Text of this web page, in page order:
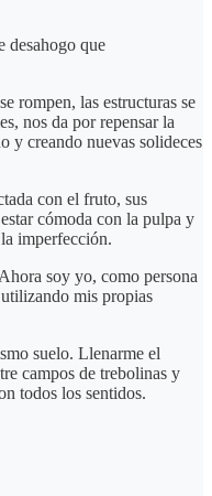
desahogo que
rompen, las estructuras se
nos da por repensar la
y creando nuevas solideces
con el fruto, sus
cómoda con la pulpa y
imperfección.
soy yo, como persona
mis propias
suelo. Llenarme el
campos de trebolinas y
todos los sentidos.